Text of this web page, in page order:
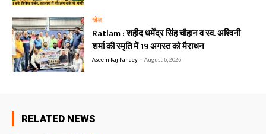
खेल
Ratlam : शहीद धर्मेंद्र सिंह चौहान व स्व. अश्विनी
शर्मा की स्मृति में 19 अगस्त को मैराथन
Aseem Raj Pandey - August 6, 2026
RELATED NEWS